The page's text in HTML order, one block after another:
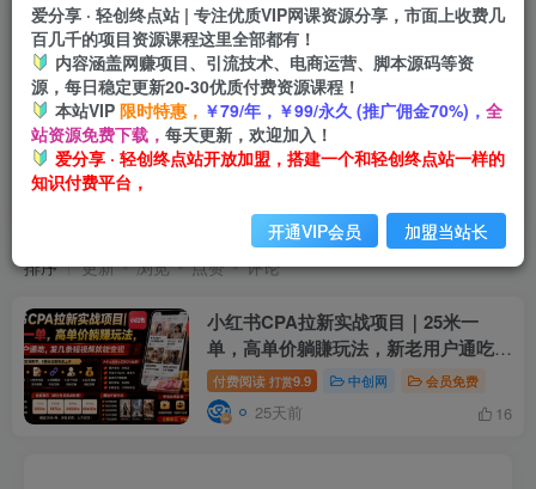
高单价躺賺玩法
排序 更新 浏览 点赞 评论
小红书CPA拉新实战项目｜25米一
单，高单价躺賺玩法，新老用户通吃，
发几条短视频就能变现(更新0706)
付费阅读 打赏9.9 中创网 会员免费
25天前 16
爱分享 · 轻创终点站 | 专注优质VIP网课资源分享，市面上收费几
百几千的项目资源课程这里全部都有！
内容涵盖网赚项目、引流技术、电商运营、脚本源码等资
源，每日稳定更新20-30优质付费资源课程！
本站VIP 限时特惠， ￥79/年，￥99/永久 (推广佣金70%)， 全
站资源免费下载， 每天更新，欢迎加入！
爱分享 · 轻创终点站开放加盟，搭建一个和轻创终点站一样的
知识付费平台，
开通VIP会员 加盟当站长